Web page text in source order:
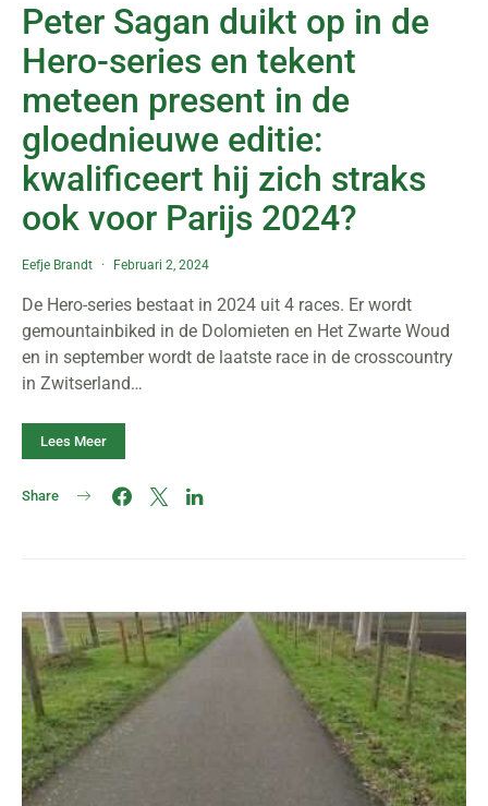
Peter Sagan duikt op in de
Hero-series en tekent
meteen present in de
gloednieuwe editie:
kwalificeert hij zich straks
ook voor Parijs 2024?
Eefje Brandt Februari 2, 2024
De Hero-series bestaat in 2024 uit 4 races. Er wordt
gemountainbiked in de Dolomieten en Het Zwarte Woud
en in september wordt de laatste race in de crosscountry
in Zwitserland…
Lees Meer
Share